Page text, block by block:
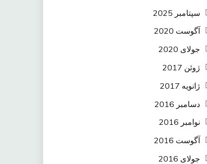
سپتامبر 2025
آگوست 2020
جولای 2020
ژوئن 2017
ژانویه 2017
دسامبر 2016
نوامبر 2016
آگوست 2016
جولای 2016